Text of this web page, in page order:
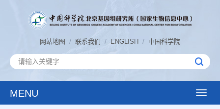
网站地图 / 联系我们 / ENGLISH / 中国科学院
MENU
Toggle